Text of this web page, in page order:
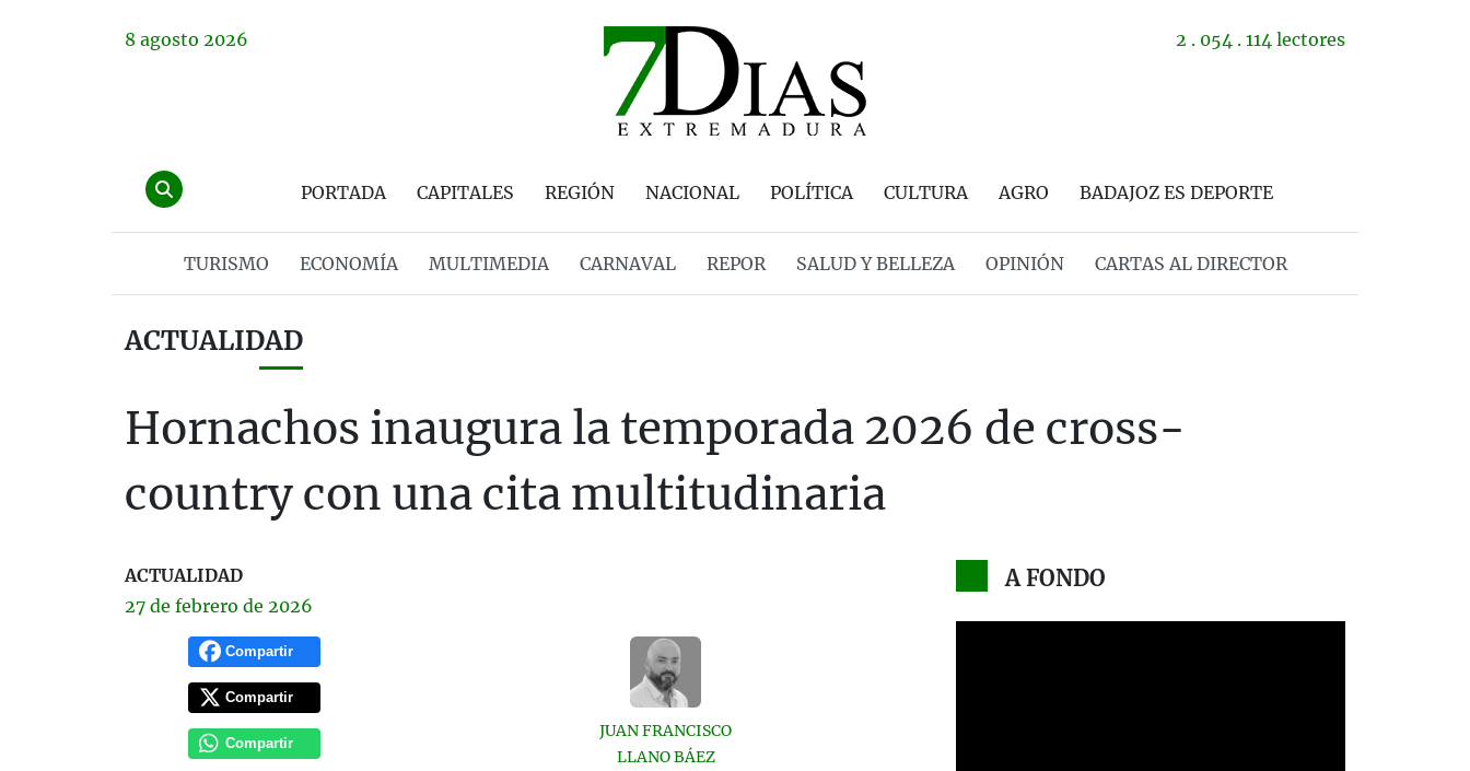
8 agosto 2026 2 . 054 . 114 lectores
PORTADA CAPITALES REGIÓN NACIONAL POLÍTICA CULTURA AGRO BADAJOZ ES DEPORTE
TURISMO ECONOMÍA MULTIMEDIA CARNAVAL REPOR SALUD Y BELLEZA OPINIÓN CARTAS AL DIRECTOR
ACTUALIDAD
Hornachos inaugura la temporada 2026 de cross-
country con una cita multitudinaria
ACTUALIDAD
27 de febrero de 2026
Compartir
Compartir
Compartir
JUAN FRANCISCO
LLANO BÁEZ
A FONDO